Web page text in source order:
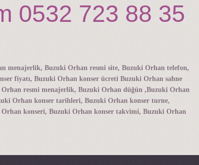
0532 723 88 35
menajerlik, Buzuki Orhan resmi site, Buzuki Orhan telefon,
fiyatı, Buzuki Orhan konser ücreti Buzuki Orhan sahne
resmi menajerlik, Buzuki Orhan düğün ,Buzuki Orhan
Orhan konser tarihleri, Buzuki Orhan konser turne,
konseri, Buzuki Orhan konser takvimi, Buzuki Orhan